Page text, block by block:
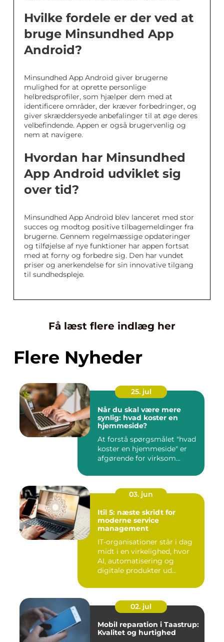
Hvilke fordele er der ved at
bruge Minsundhed App
Android?
Minsundhed App Android giver brugerne
mulighed for at oprette personlige
helbredsprofiler, som hjælper dem med at
identificere områder, der kræver forbedringer, og
giver skræddersyede anbefalinger til at øge deres
velbefindende. Appen er også brugervenlig og
nem at navigere.
Hvordan har Minsundhed
App Android udviklet sig
over tid?
Minsundhed App Android blev lanceret med stor
succes og modtog positive tilbagemeldinger fra
brugerne. Gennem regelmæssige opdateringer
og tilføjelse af nye funktioner har appen fortsat
med at forny og forbedre sig. Den har vundet
priser og anerkendelse for sin innovative tilgang
til sundhedspleje.
Få læst flere indlæg her
Flere Nyheder
25. jul
Når du skal være mere
synlig: hvad koster en
hjemmeside?
At forstå spørgsmålet "hvad
koster en hjemmeside" er
afgørende for virksom...
03. jun
Itil 5: næste skridt for
moderne service
management
IT-organisationer står i dag
midt i en virkelighed, hvor
AI, automatisering og
digitale produkter ud...
02. jul
Mobil reparation i Taastrup:
Kvalitet og hurtighed